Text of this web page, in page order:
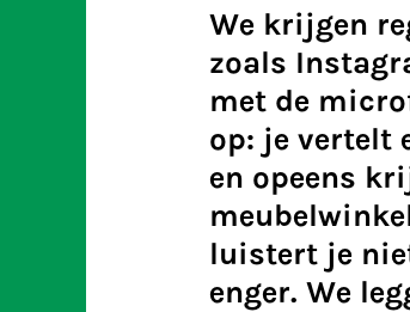
We krijgen
zoals
met de
op: je vertelt
en opeens
luistert je
enger. We